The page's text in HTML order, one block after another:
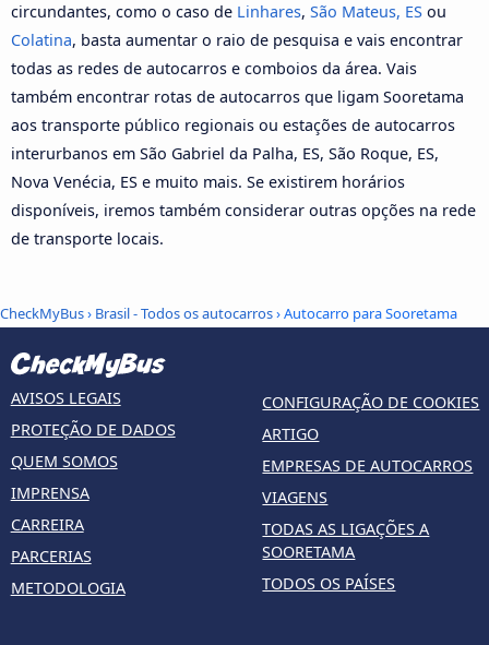
circundantes, como o caso de Linhares, São Mateus, ES ou
Colatina, basta aumentar o raio de pesquisa e vais encontrar
todas as redes de autocarros e comboios da área. Vais
também encontrar rotas de autocarros que ligam Sooretama
aos transporte público regionais ou estações de autocarros
interurbanos em São Gabriel da Palha, ES, São Roque, ES,
Nova Venécia, ES e muito mais. Se existirem horários
disponíveis, iremos também considerar outras opções na rede
de transporte locais.
CheckMyBus› Brasil - Todos os autocarros› Autocarro para Sooretama
AVISOS LEGAIS
PROTEÇÃO DE DADOS
QUEM SOMOS
IMPRENSA
CARREIRA
PARCERIAS
METODOLOGIA
CONFIGURAÇÃO DE COOKIES
ARTIGO
EMPRESAS DE AUTOCARROS
VIAGENS
TODAS AS LIGAÇÕES A
SOORETAMA
TODOS OS PAÍSES